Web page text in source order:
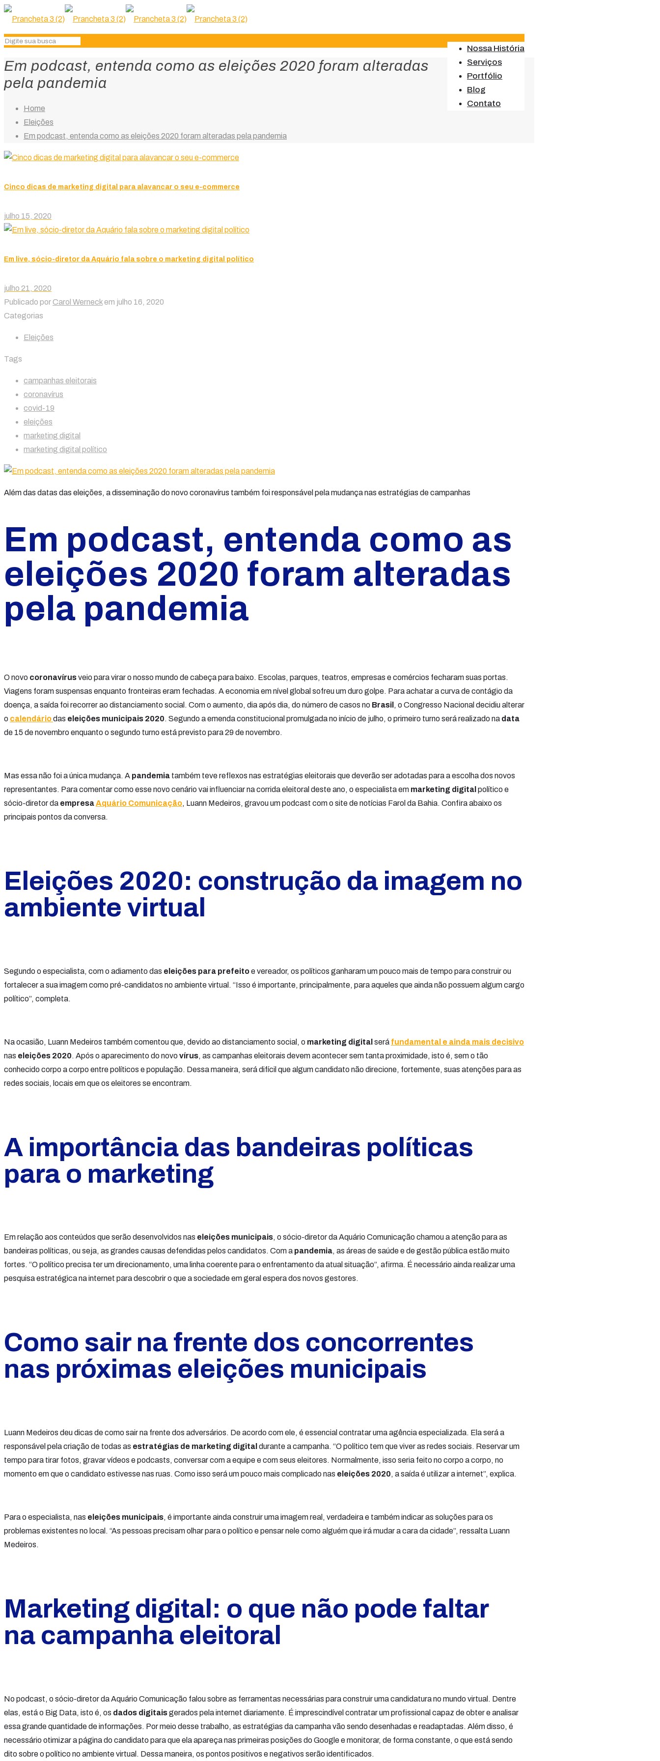
Nossa História
Serviços
Portfólio
Blog
Contato
Em podcast, entenda como as eleições 2020 foram alteradas
pela pandemia
Home
Eleições
Em podcast, entenda como as eleições 2020 foram alteradas pela pandemia
Cinco dicas de marketing digital para alavancar o seu e-commerce
julho 15, 2020
Em live, sócio-diretor da Aquário fala sobre o marketing digital político
julho 21, 2020
Publicado porCarol Werneckem julho 16, 2020
Categorias
Eleições
Tags
campanhas eleitorais
coronavírus
covid-19
eleições
marketing digital
marketing digital político
Além das datas das eleições, a disseminação do novo coronavírus também foi responsável pela mudança nas estratégias de campanhas
Em podcast, entenda como as
eleições 2020 foram alteradas
pela pandemia
O novo coronavírusveio para virar o nosso mundo de cabeça para baixo. Escolas, parques, teatros, empresas e comércios fecharam suas portas.
Viagens foram suspensas enquanto fronteiras eram fechadas. A economia em nível global sofreu um duro golpe. Para achatar a curva de contágio da
doença, a saída foi recorrer ao distanciamento social. Com o aumento, dia após dia, do número de casos no Brasil , o Congresso Nacional decidiu alterar
o calendáriodas eleições municipais 2020. Segundo a emenda constitucional promulgada no início de julho, o primeiro turno será realizado na data
de 15 de novembro enquanto o segundo turno está previsto para 29 de novembro.
Mas essa não foi a única mudança. A pandemia também teve reflexos nas estratégias eleitorais que deverão ser adotadas para a escolha dos novos
representantes. Para comentar como esse novo cenário vai influenciar na corrida eleitoral deste ano, o especialista em marketing digital político e
sócio-diretor da empresaAquário Comunicação, Luann Medeiros, gravou um podcast com o site de notícias Farol da Bahia. Confira abaixo os
principais pontos da conversa.
Eleições 2020: construção da imagem no
ambiente virtual
Segundo o especialista, com o adiamento das eleições para prefeitoe vereador, os políticos ganharam um pouco mais de tempo para construir ou
fortalecer a sua imagem como pré-candidatos no ambiente virtual. “Isso é importante, principalmente, para aqueles que ainda não possuem algum cargo
político”, completa.
Na ocasião, Luann Medeiros também comentou que, devido ao distanciamento social, o marketing digital será fundamental e ainda mais decisivo
nas eleições 2020. Após o aparecimento do novo vírus, as campanhas eleitorais devem acontecer sem tanta proximidade, isto é, sem o tão
conhecido corpo a corpo entre políticos e população. Dessa maneira, será difícil que algum candidato não direcione, fortemente, suas atenções para as
redes sociais, locais em que os eleitores se encontram.
A importância das bandeiras políticas
para o marketing
Em relação aos conteúdos que serão desenvolvidos nas eleições municipais, o sócio-diretor da Aquário Comunicação chamou a atenção para as
bandeiras políticas, ou seja, as grandes causas defendidas pelos candidatos. Com a pandemia, as áreas de saúde e de gestão pública estão muito
fortes. “O político precisa ter um direcionamento, uma linha coerente para o enfrentamento da atual situação”, afirma. É necessário ainda realizar uma
pesquisa estratégica na internet para descobrir o que a sociedade em geral espera dos novos gestores.
Como sair na frente dos concorrentes
nas próximas eleições municipais
Luann Medeiros deu dicas de como sair na frente dos adversários. De acordo com ele, é essencial contratar uma agência especializada. Ela será a
responsável pela criação de todas as estratégias de marketing digital durante a campanha. “O político tem que viver as redes sociais. Reservar um
tempo para tirar fotos, gravar vídeos e podcasts, conversar com a equipe e com seus eleitores. Normalmente, isso seria feito no corpo a corpo, no
momento em que o candidato estivesse nas ruas. Como isso será um pouco mais complicado nas eleições 2020, a saída é utilizar a internet”, explica.
Para o especialista, nas eleições municipais, é importante ainda construir uma imagem real, verdadeira e também indicar as soluções para os
problemas existentes no local. “As pessoas precisam olhar para o político e pensar nele como alguém que irá mudar a cara da cidade”, ressalta Luann
Medeiros.
Marketing digital: o que não pode faltar
na campanha eleitoral
No podcast, o sócio-diretor da Aquário Comunicação falou sobre as ferramentas necessárias para construir uma candidatura no mundo virtual. Dentre
elas, está o Big Data, isto é, os dados digitaisgerados pela internet diariamente. É imprescindível contratar um profissional capaz de obter e analisar
essa grande quantidade de informações. Por meio desse trabalho, as estratégias da campanha vão sendo desenhadas e readaptadas. Além disso, é
necessário otimizar a página do candidato para que ela apareça nas primeiras posições do Google e monitorar, de forma constante, o que está sendo
dito sobre o político no ambiente virtual. Dessa maneira, os pontos positivos e negativos serão identificados.